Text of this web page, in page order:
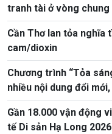
tranh tài ở vòng chung
Cần Thơ lan tỏa nghĩa
cam/dioxin
Chương trình “Tỏa
nhiều nội dung đổi
Gần 18.000 vận động
tế Di sản Hạ Long 2026